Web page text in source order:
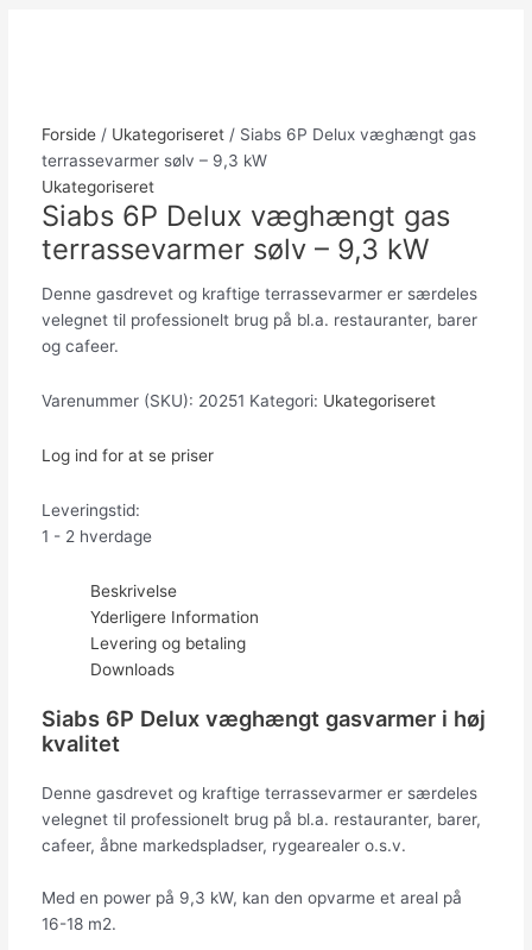
Forside/ Ukategoriseret/ Siabs 6P Delux væghængt gas
terrassevarmer sølv – 9,3 kW
Ukategoriseret
Siabs 6P Delux væghængt gas
terrassevarmer sølv – 9,3 kW
Denne gasdrevet og kraftige terrassevarmer er særdeles
velegnet til professionelt brug på bl.a. restauranter, barer
og cafeer.
Varenummer (SKU): 20251 Kategori: Ukategoriseret
Log ind for at se priser
Leveringstid:
1 - 2 hverdage
Beskrivelse
Yderligere Information
Levering og betaling
Downloads
Siabs 6P Delux væghængt gasvarmer i høj
kvalitet
Denne gasdrevet og kraftige terrassevarmer er særdeles
velegnet til professionelt brug på bl.a. restauranter, barer,
cafeer, åbne markedspladser, rygearealer o.s.v.
Med en power på 9,3 kW, kan den opvarme et areal på
16-18 m2.